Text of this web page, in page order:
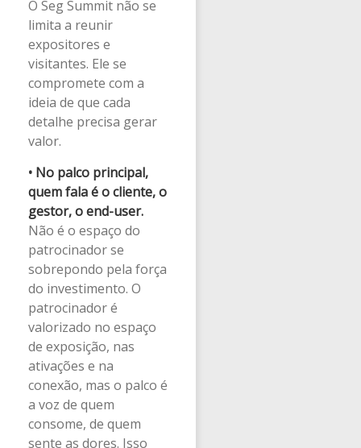
O Seg Summit não se
limita a reunir
expositores e
visitantes. Ele se
compromete com a
ideia de que cada
detalhe precisa gerar
valor.
• No palco principal,
quem fala é o cliente, o
gestor, o end-user.
Não é o espaço do
patrocinador se
sobrepondo pela força
do investimento. O
patrocinador é
valorizado no espaço
de exposição, nas
ativações e na
conexão, mas o palco é
a voz de quem
consome, de quem
sente as dores. Isso